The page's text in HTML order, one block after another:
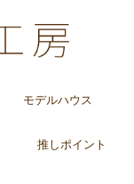
モデルハウス
推しポイント